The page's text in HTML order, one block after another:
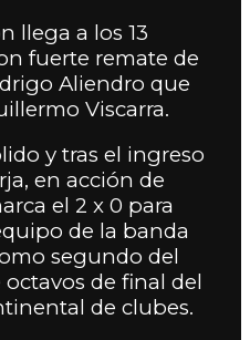
llega a los 13
fuerte remate de
Aliendro que
Viscarra.
y tras el ingreso
en acción de
el 2 x 0 para
de la banda
segundo del
de final del
de clubes.